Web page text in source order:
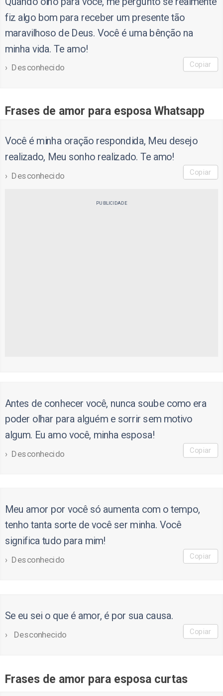
fiz algo bom para receber um presente tão
maravilhoso de Deus. Você é uma bênção na
minha vida. Te amo!
Desconhecido Copiar
Frases de amor para esposa Whatsapp
Você é minha oração respondida, Meu desejo
realizado, Meu sonho realizado. Te amo!
Desconhecido Copiar
PUBLICIDADE
Antes de conhecer você, nunca soube como era
poder olhar para alguém e sorrir sem motivo
algum. Eu amo você, minha esposa!
Desconhecido Copiar
Meu amor por você só aumenta com o tempo,
tenho tanta sorte de você ser minha. Você
significa tudo para mim!
Desconhecido Copiar
Se eu sei o que é amor, é por sua causa.
Desconhecido Copiar
Frases de amor para esposa curtas